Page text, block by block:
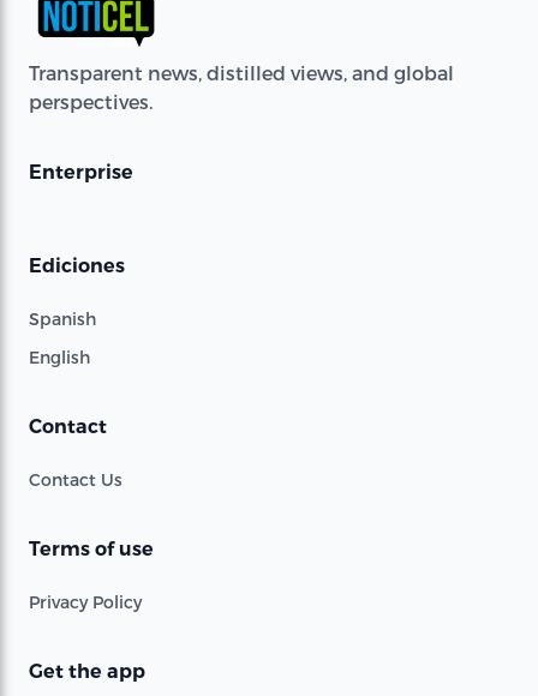
Transparent news, distilled views, and global
perspectives.
Enterprise
Ediciones
Spanish
English
Contact
Contact Us
Terms of use
Privacy Policy
Get the app